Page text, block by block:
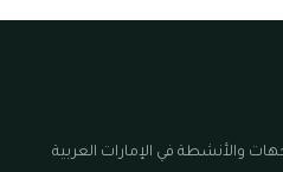
والأنشطة في الإمارات العربية